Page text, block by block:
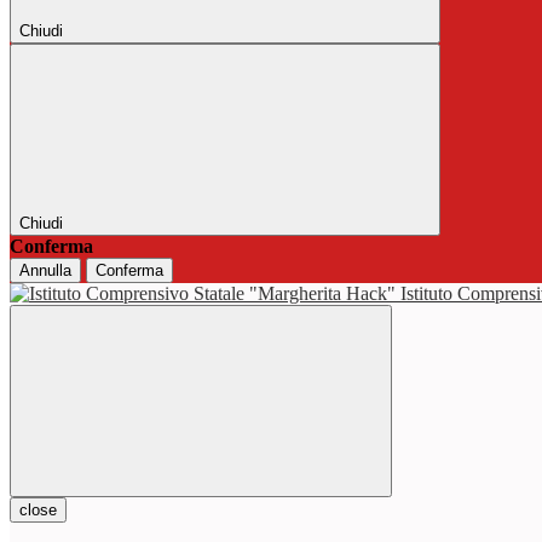
Chiudi
Chiudi
Conferma
Annulla Conferma
Istituto
close